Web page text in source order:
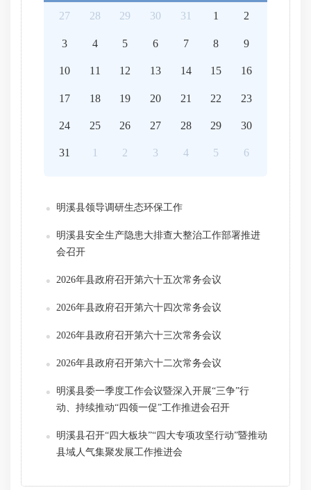
27 28 29 30 31 1 2
3 4 5 6 7 8 9
10 11 12 13 14 15 16
17 18 19 20 21 22 23
24 25 26 27 28 29 30
31 1 2 3 4 5 6
明溪县领导调研生态环保工作
明溪县安全生产隐患大排查大整治工作部署推进
会召开
2026年县政府召开第六十五次常务会议
2026年县政府召开第六十四次常务会议
2026年县政府召开第六十三次常务会议
2026年县政府召开第六十二次常务会议
明溪县委一季度工作会议暨深入开展“三争”行
动、持续推动“四领一促”工作推进会召开
明溪县召开“四大板块”“四大专项攻坚行动”暨推动
县域人气集聚发展工作推进会